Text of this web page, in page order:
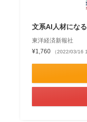
文系AI人材にな
東洋経済新報社
¥1,760
（2022/03/16